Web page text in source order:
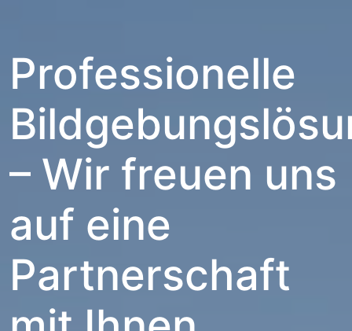
Professionelle
– Wir freuen uns
auf eine
Partnerschaft